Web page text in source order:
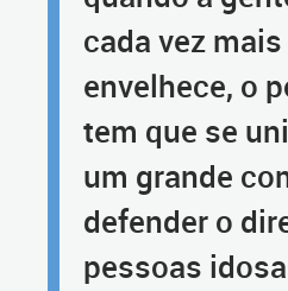
cada vez
envelhece, o
tem que se
um grande
defender o
pessoas